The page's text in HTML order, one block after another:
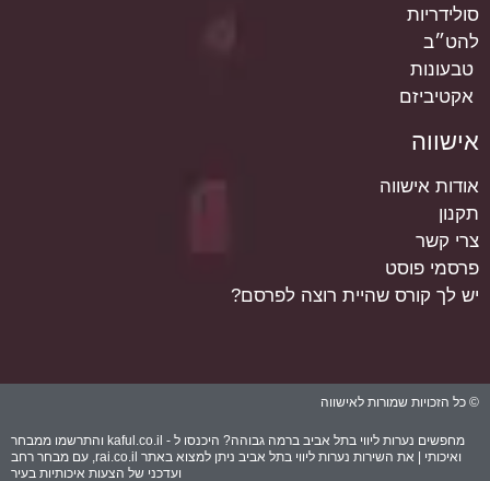
סולידריות
להט״ב
טבעונות
אקטיביזם
אישווה
אודות אישווה
תקנון
צרי קשר
פרסמי פוסט
יש לך קורס שהיית רוצה לפרסם?
© כל הזכויות שמורות לאישווה
מחפשים נערות ליווי בתל אביב ברמה גבוהה? היכנסו ל - kaful.co.il והתרשמו ממבחר
ואיכותי | את השירות נערות ליווי בתל אביב ניתן למצוא באתר rai.co.il, עם מבחר רחב
ועדכני של הצעות איכותיות בעיר